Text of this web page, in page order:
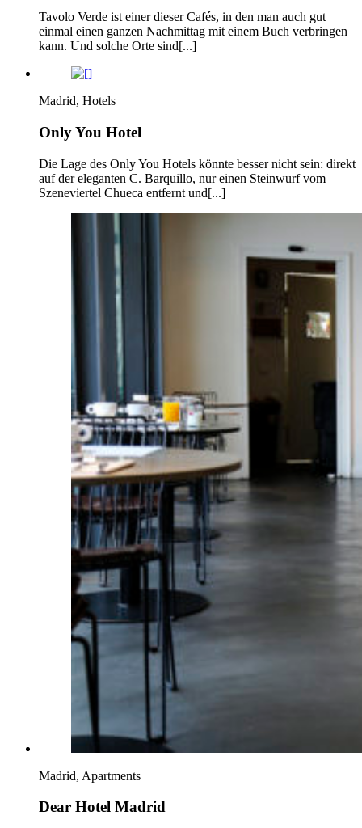
Tavolo Verde ist einer dieser Cafés, in den man auch gut
einmal einen ganzen Nachmittag mit einem Buch verbringen
kann. Und solche Orte sind[...]
Madrid, Hotels
Only You Hotel
Die Lage des Only You Hotels könnte besser nicht sein: direkt
auf der eleganten C. Barquillo, nur einen Steinwurf vom
Szeneviertel Chueca entfernt und[...]
Madrid, Apartments
Dear Hotel Madrid